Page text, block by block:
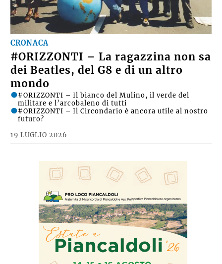
CRONACA
#ORIZZONTI – La ragazzina non sa
dei Beatles, del G8 e di un altro
mondo
19 LUGLIO 2026
#ORIZZONTI – Il bianco del Mulino, il verde del
militare e l’arcobaleno di tutti
#ORIZZONTI – Il Circondario è ancora utile al nostro
futuro?